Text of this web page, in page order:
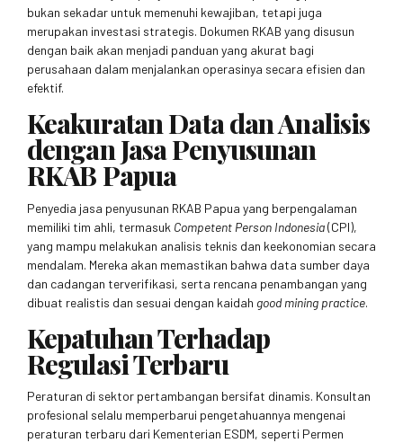
bukan sekadar untuk memenuhi kewajiban, tetapi juga
merupakan investasi strategis. Dokumen RKAB yang disusun
dengan baik akan menjadi panduan yang akurat bagi
perusahaan dalam menjalankan operasinya secara efisien dan
efektif.
Keakuratan Data dan Analisis
dengan Jasa Penyusunan
RKAB Papua
Penyedia jasa penyusunan RKAB Papua yang berpengalaman
memiliki tim ahli, termasuk Competent Person Indonesia(CPI),
yang mampu melakukan analisis teknis dan keekonomian secara
mendalam. Mereka akan memastikan bahwa data sumber daya
dan cadangan terverifikasi, serta rencana penambangan yang
dibuat realistis dan sesuai dengan kaidah good mining practice.
Kepatuhan Terhadap
Regulasi Terbaru
Peraturan di sektor pertambangan bersifat dinamis. Konsultan
profesional selalu memperbarui pengetahuannya mengenai
peraturan terbaru dari Kementerian ESDM, seperti Permen